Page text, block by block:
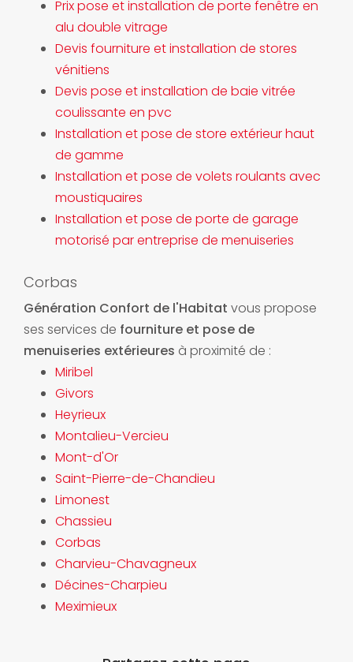
Prix pose et installation de porte fenêtre en
alu double vitrage
Devis fourniture et installation de stores
vénitiens
Devis pose et installation de baie vitrée
coulissante en pvc
Installation et pose de store extérieur haut
de gamme
Installation et pose de volets roulants avec
moustiquaires
Installation et pose de porte de garage
motorisé par entreprise de menuiseries
Corbas
Génération Confort de l'Habitat vous propose
ses services de fourniture et pose de
menuiseries extérieures à proximité de :
Miribel
Givors
Heyrieux
Montalieu-Vercieu
Mont-d'Or
Saint-Pierre-de-Chandieu
Limonest
Chassieu
Corbas
Charvieu-Chavagneux
Décines-Charpieu
Meximieux